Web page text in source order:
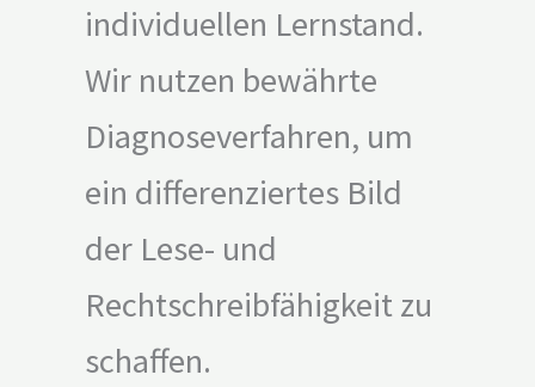
individuellen Lernstand.
Wir nutzen bewährte
Diagnoseverfahren, um
ein differenziertes Bild
der Lese- und
Rechtschreibfähigkeit zu
schaffen.